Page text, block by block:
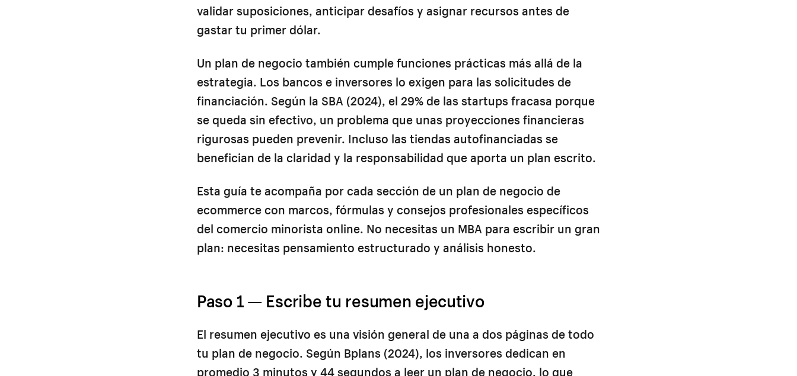
validar suposiciones, anticipar desafíos y asignar recursos antes de
gastar tu primer dólar.
Un plan de negocio también cumple funciones prácticas más allá de la
estrategia. Los bancos e inversores lo exigen para las solicitudes de
financiación. Según la SBA (2024), el 29% de las startups fracasa porque
se queda sin efectivo, un problema que unas proyecciones financieras
rigurosas pueden prevenir. Incluso las tiendas autofinanciadas se
benefician de la claridad y la responsabilidad que aporta un plan escrito.
Esta guía te acompaña por cada sección de un plan de negocio de
ecommerce con marcos, fórmulas y consejos profesionales específicos
del comercio minorista online. No necesitas un MBA para escribir un gran
plan: necesitas pensamiento estructurado y análisis honesto.
Paso 1 — Escribe tu resumen ejecutivo
El resumen ejecutivo es una visión general de una a dos páginas de todo
tu plan de negocio. Según Bplans (2024), los inversores dedican en
promedio 3 minutos y 44 segundos a leer un plan de negocio, lo que